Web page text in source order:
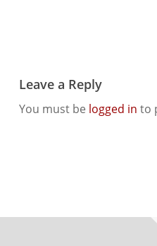
Leave a Reply
You must be logged in to